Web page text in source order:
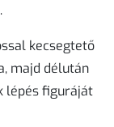
kecsegtető
majd délután
lépés figuráját